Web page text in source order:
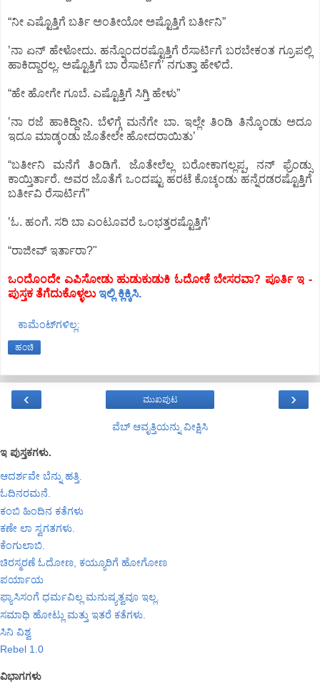
“ನೀ ಎಷ್ಟೊತ್ತಿಗೆ ಬರ್ತಿ ಅಂತೀಯೋ ಅಷ್ಟೊತ್ತಿಗೆ ಬರ್ತೀನಿ”
ʼನಾ ಏನ್‌ ಹೇಳೋದು. ಹನ್ನೊಂದರಷ್ಟೊತ್ತಿಗೆ ರೆಸಾರ್ಟಿಗೆ ಬರಬೇಕಂತ ಗ್ರೂಪಲ್ಲಿ
ಹಾಕಿದ್ದಾರಲ್ಲ. ಅಷ್ಟೊತ್ತಿಗೆ ಬಾ ರೆಸಾರ್ಟಿಗೆʼ ನಗುತ್ತಾ ಹೇಳಿದೆ.
“ಹೇ ಹೋಗೇ ಗೂಬೆ. ಎಷ್ಟೊತ್ತಿಗೆ ಸಿಗ್ತಿ ಹೇಳು”
ʼನಾ ರಜೆ ಹಾಕಿದ್ದೀನಿ. ಬೆಳಿಗ್ಗೆ ಮನೆಗೇ ಬಾ. ಇಲ್ಲೇ ತಿಂಡಿ ತಿನ್ಕೊಂಡು ಅದೂ
ಇದೂ ಮಾಡ್ಕಂಡು ಜೊತೇಲೇ ಹೋದರಾಯಿತುʼ
“ಬರ್ತೀನಿ ಮನೆಗೆ ತಿಂಡಿಗೆ. ಜೊತೇಲೆಲ್ಲ ಬರೋಕಾಗಲ್ಲಪ್ಪ, ನನ್‌ ಫ್ರೆಂಡ್ಸು
ಕಾಯ್ತಿರ್ತಾರೆ. ಅವರ ಜೊತೆಗೆ ಒಂದಷ್ಟು ಹರಟೆ ಕೊಚ್ಕಂಡು ಹನ್ನೆರಡರಷ್ಟೊತ್ತಿಗೆ
ಬರ್ತೀವಿ ರೆಸಾರ್ಟಿಗೆ”
ʼಓ. ಹಂಗೆ. ಸರಿ ಬಾ ಎಂಟೂವರೆ ಒಂಭತ್ತರಷ್ಟೊತ್ತಿಗೆʼ
“ರಾಜೀವ್‌ ಇರ್ತಾರಾ?"
ಒಂದೊಂದೇ ಎಪಿಸೋಡು ಹುಡುಕುಡುಕಿ ಓದೋಕೆ ಬೇಸರವಾ? ಪೂರ್ತಿ ಇ -
ಪುಸ್ತಕ ತೆಗೆದುಕೊಳ್ಳಲುಇಲ್ಲಿ ಕ್ಲಿಕ್ಕಿಸಿ.
ಕಾಮೆಂಟ್‌ಗಳಿಲ್ಲ:
ಹಂಚಿ
‹ ›
ಮುಖಪುಟ
ವೆಬ್‌ ಆವೃತ್ತಿಯನ್ನು ವೀಕ್ಷಿಸಿ
ಇ ಪುಸ್ತಕಗಳು.
ಆದರ್ಶವೇ ಬೆನ್ನು ಹತ್ತಿ.
ಓದಿನರಮನೆ.
ಕಂಬಿ ಹಿಂದಿನ ಕತೆಗಳು
ಕಣೇ ಲಾ ಸ್ವಗತಗಳು.
ಕೆಂಗುಲಾಬಿ.
ಚಿರಸ್ಮರಣೆ ಓದೋಣ, ಕಯ್ಯೂರಿಗೆ ಹೋಗೋಣ
ಪರ್ಯಾಯ
ಫ್ಯಾಸಿಸಂಗೆ ಧರ್ಮವಿಲ್ಲ ಮನುಷ್ಯತ್ವವೂ ಇಲ್ಲ.
ಸಮಾಧಿ ಹೋಟ್ಲು ಮತ್ತು ಇತರೆ ಕತೆಗಳು.
ಸಿನಿ ವಿಶ್ವ
Rebel 1.0
ವಿಭಾಗಗಳು